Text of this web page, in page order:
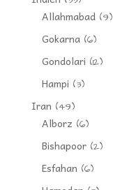
Allahmabad(9)
Gokarna(6)
Gondolari (12)
Hampi (3)
Iran (49)
Alborz (6)
Bishapoor(2)
Esfahan (6)